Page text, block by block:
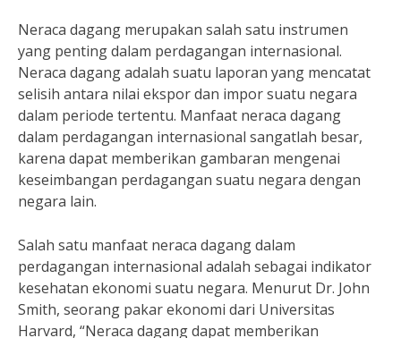
Neraca dagang merupakan salah satu instrumen
yang penting dalam perdagangan internasional.
Neraca dagang adalah suatu laporan yang mencatat
selisih antara nilai ekspor dan impor suatu negara
dalam periode tertentu. Manfaat neraca dagang
dalam perdagangan internasional sangatlah besar,
karena dapat memberikan gambaran mengenai
keseimbangan perdagangan suatu negara dengan
negara lain.
Salah satu manfaat neraca dagang dalam
perdagangan internasional adalah sebagai indikator
kesehatan ekonomi suatu negara. Menurut Dr. John
Smith, seorang pakar ekonomi dari Universitas
Harvard, “Neraca dagang dapat memberikan